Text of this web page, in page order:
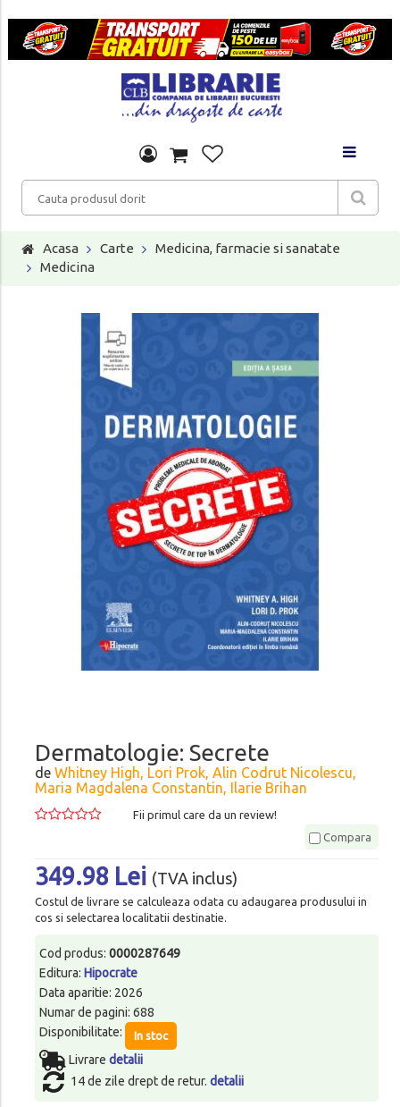
Acasa Carte
Medicina, farmacie si sanatate
Medicina
Dermatologie: Secrete
de Whitney High, Lori Prok, Alin Codrut Nicolescu,
Maria Magdalena Constantin, Ilarie Brihan
Fii primul care da un review!
Compara
349.98 Lei (TVA inclus)
Costul de livrare se calculeaza odata cu adaugarea produsului in
cos si selectarea localitatii destinatie.
Cod produs: 0000287649
Editura: Hipocrate
Data aparitie: 2026
Numar de pagini: 688
Disponibilitate:
In stoc
Livrare detalii
14 de zile drept de retur. detalii